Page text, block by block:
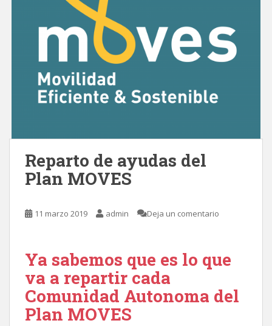
Reparto de ayudas del
Plan MOVES
11 marzo 2019 admin Deja un comentario
Ya sabemos que es lo que
va a repartir cada
Comunidad Autonoma del
Plan MOVES